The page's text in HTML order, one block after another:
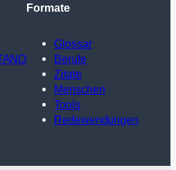
Formate
Glossar
Berufe
Zitate
Menschen
Tools
Redewendungen